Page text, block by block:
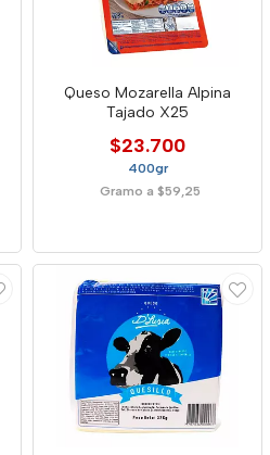
Queso Mozarella Alpina
Tajado X25
$23.700
400gr
Gramo a $59,25